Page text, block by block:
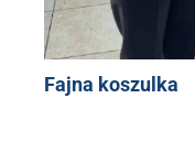
Fajna koszulka